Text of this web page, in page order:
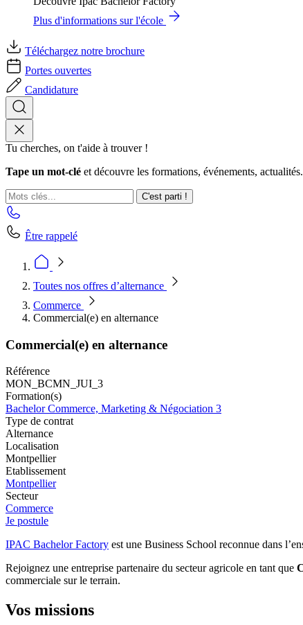
Plus d'informations sur l'école
Téléchargez notre brochure
Portes ouvertes
Candidature
Tu cherches, on t'aide à trouver !
Tape un mot-clé et découvre les formations, événements,
C'est parti !
Être rappelé
Toutes nos offres d’alternance
Commerce
Commercial(e) en alternance
Commercial(e) en alternance
Référence
MON_BCMN_JUI_3
Formation(s)
Bachelor Commerce, Marketing & Négociation 3
Type de contrat
Alternance
Localisation
Montpellier
Etablissement
Montpellier
Secteur
Commerce
Je postule
IPAC Bachelor Factory est une Business School reconnue dans
Rejoignez une entreprise partenaire du secteur agricole en tant que
commerciale sur le terrain.
Vos missions